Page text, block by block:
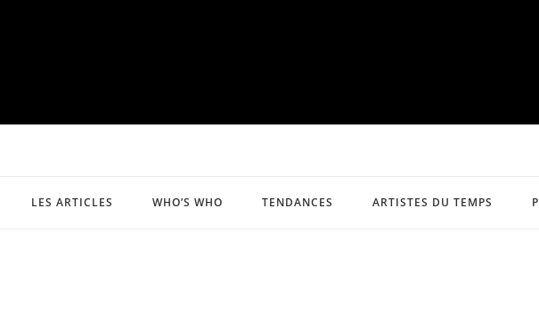
LES ARTICLES WHO’S WHO TENDANCES ARTISTES DU TEMPS